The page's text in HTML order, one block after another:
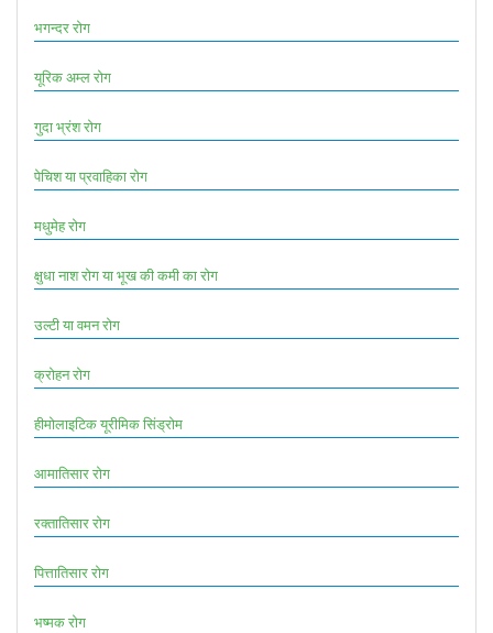
भगन्दर रोग
यूरिक अम्ल रोग
गुदा भ्रंश रोग
पेचिश या प्रवाहिका रोग
मधुमेह रोग
क्षुधा नाश रोग या भूख की कमी का रोग
उल्टी या वमन रोग
क्रोहन रोग
हीमोलाइटिक यूरीमिक सिंड्रोम
आमातिसार रोग
रक्तातिसार रोग
पित्तातिसार रोग
भष्मक रोग